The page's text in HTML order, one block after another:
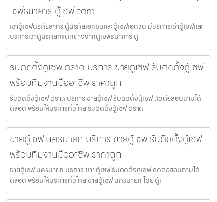
เซฟธนาคาร ตู้เซฟ.com
เช่าตู้เซฟนิรภัยสาทร ตู้นิรภัยเอกชนและตู้เซฟเอกชน มีบริการเช่าตู้เซฟและ
บริการเช่าตู้นิรภัยที่แตกต่างจากตู้เซฟธนาคาร ตู้เ
รับติดตั้งตู้เซฟ ตราด บริการ ขายตู้เซฟ รับติดตั้งตู้เซฟ
พร้อมทีมงานมืออาชีพ ราคาถูก
รับติดตั้งตู้เซฟ ตราด บริการ ขายตู้เซฟ รับติดตั้งตู้เซฟ ติดต่อสอบถามได้
ตลอด พร้อมให้บริการทั่วไทย รับติดตั้งตู้เซฟ ตราด
ขายตู้เซฟ นครนายก บริการ ขายตู้เซฟ รับติดตั้งตู้เซฟ
พร้อมทีมงานมืออาชีพ ราคาถูก
ขายตู้เซฟ นครนายก บริการ ขายตู้เซฟ รับติดตั้งตู้เซฟ ติดต่อสอบถามได้
ตลอด พร้อมให้บริการทั่วไทย ขายตู้เซฟ นครนายก โดย ตู้เ